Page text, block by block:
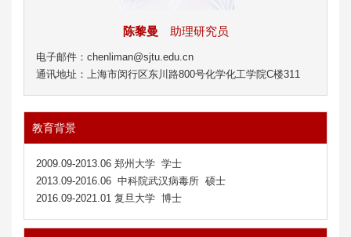
陈黎曼 助理研究员
电子邮件：chenliman@sjtu.edu.cn
通讯地址：上海市闵行区东川路800号化学化工学院C楼311
教育背景
2009.09-2013.06 郑州大学 学士
2013.09-2016.06 中科院武汉病毒所 硕士
2016.09-2021.01 复旦大学 博士